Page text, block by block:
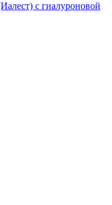
с гиалуроновой